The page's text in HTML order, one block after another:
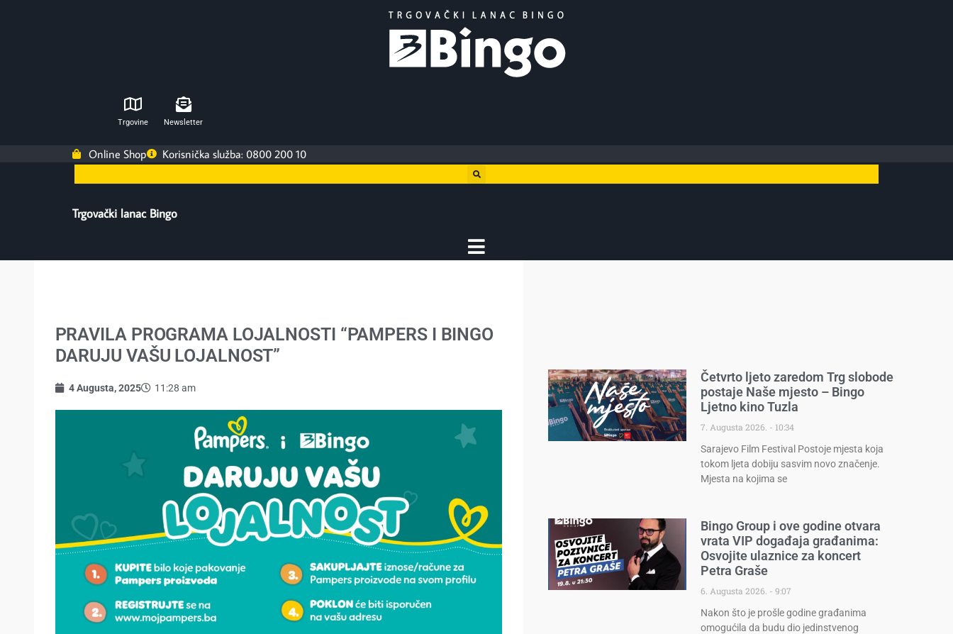
Trgovine Newsletter
Online Shop Korisnička služba: 0800 200 10
Trgovački lanac Bingo
PRAVILA PROGRAMA LOJALNOSTI “PAMPERS I BINGO
DARUJU VAŠU LOJALNOST”
4 Augusta, 2025 11:28 am
Četvrto ljeto zaredom Trg slobode
postaje Naše mjesto – Bingo
Ljetno kino Tuzla
7. Augusta 2026.
10:34
Sarajevo Film Festival Postoje mjesta koja
tokom ljeta dobiju sasvim novo značenje.
Mjesta na kojima se
Bingo Group i ove godine otvara
vrata VIP događaja građanima:
Osvojite ulaznice za koncert
Petra Graše
6. Augusta 2026.
9:07
Nakon što je prošle godine građanima
omogućila da budu dio jedinstvenog